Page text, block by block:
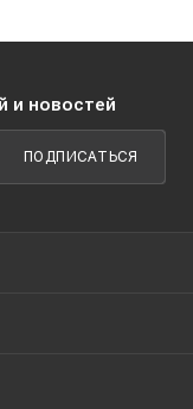
и новостей
ПОДПИСАТЬСЯ